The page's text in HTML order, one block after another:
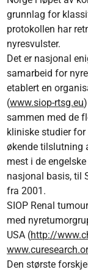
grunnlag for
protokollen har
nyresvulster.
Det er nasjonal
samarbeid for
etablert en
(www.siop-rtsg.eu
sammen med de
kliniske studier
økende tilslutning
mest i de
nasjonal basis, til
fra 2001.
SIOP Renal
med
USA (http://
Den største